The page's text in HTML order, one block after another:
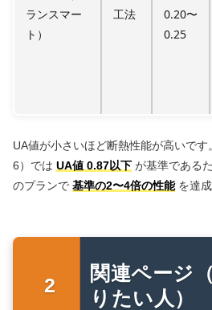
ランスマー
ト）
工法
0.20〜
0.25
UA値が小さいほど断熱性能が高いで
6）では UA値 0.87以下 が基準である
のプランで 基準の2〜4倍の性能を達成
関連ページ
りたい人）